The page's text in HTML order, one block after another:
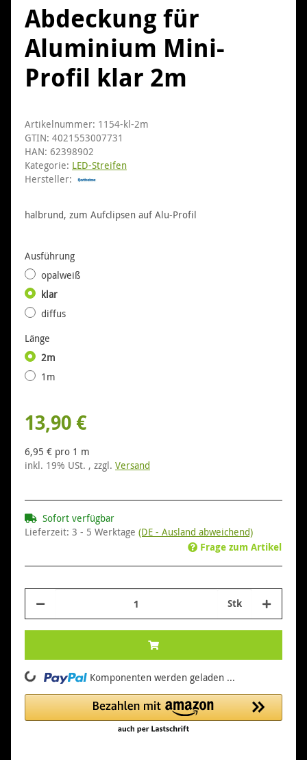
Abdeckung für
Aluminium Mini-
Profil klar 2m
Artikelnummer: 1154-kl-2m
GTIN: 4021553007731
HAN: 62398902
Kategorie: LED-Streifen
Hersteller:
halbrund, zum Aufclipsen auf Alu-Profil
Ausführung
opalweiß
klar
diffus
Länge
2m
1m
13,90 €
6,95 € pro 1 m
inkl. 19% USt. , zzgl. Versand
Sofort verfügbar
Lieferzeit: 3 - 5 Werktage (DE - Ausland abweichend)
Frage zum Artikel
Stk
Loading... Komponenten werden geladen ...